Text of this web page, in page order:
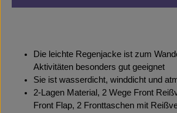
Die leichte Regenjacke ist zum
Aktivitäten besonders gut geeignet
Sie ist wasserdicht, winddicht und
2-Lagen Material, 2 Wege Front
Front Flap, 2 Fronttaschen mit